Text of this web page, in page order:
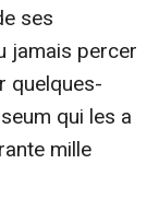
ses
jamais percer
quelques-
qui les a
mille